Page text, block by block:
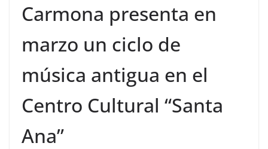
Carmona presenta en
marzo un ciclo de
música antigua en el
Centro Cultural “Santa
Ana”